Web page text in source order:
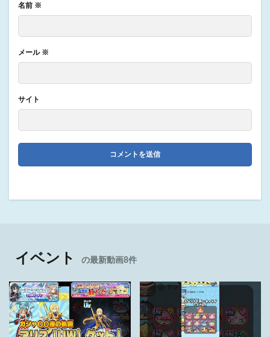
名前 ※
メール ※
サイト
イベント の最新動画8件